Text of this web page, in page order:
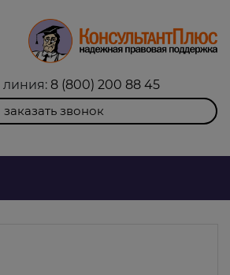
линия: 8 (800) 200 88 45
заказать звонок